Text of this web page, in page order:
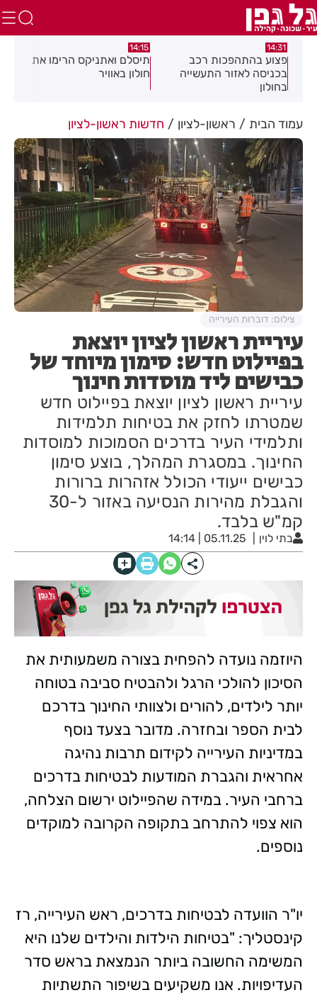
14:31
פצוע בהתהפכות רכב
בכניסה לאזור התעשייה
בחולון
14:15
תיסלם ואתניקס הרימו את
חולון באוויר
עמוד הבית ראשון-לציון חדשות ראשון-לציון
עיריית ראשון לציון יוצאת
בפיילוט חדש: סימון מיוחד של
כבישים ליד מוסדות חינוך
עיריית ראשון לציון יוצאת בפיילוט חדש
שמטרתו לחזק את בטיחות תלמידות
ותלמידי העיר בדרכים הסמוכות למוסדות
החינוך. במסגרת המהלך, בוצע סימון
כבישים ייעודי הכולל אזהרות ברורות
והגבלת מהירות הנסיעה באזור ל-30
קמ"ש בלבד.
בתי לוין 05.11.25 | 14:14
צילום: דוברות העירייה
היוזמה נועדה להפחית בצורה משמעותית את
הסיכון להולכי הרגל ולהבטיח סביבה בטוחה
יותר לילדים, להורים ולצוותי החינוך בדרכם
לבית הספר ובחזרה. מדובר בצעד נוסף
במדיניות העירייה לקידום תרבות נהיגה
אחראית והגברת המודעות לבטיחות בדרכים
ברחבי העיר. במידה שהפיילוט ירשום הצלחה,
הוא צפוי להתרחב בתקופה הקרובה למוקדים
נוספים.
יו"ר הוועדה לבטיחות בדרכים, ראש העירייה, רז
קינסטליך: "בטיחות הילדות והילדים שלנו היא
המשימה החשובה ביותר הנמצאת בראש סדר
העדיפויות. אנו משקיעים בשיפור התשתיות